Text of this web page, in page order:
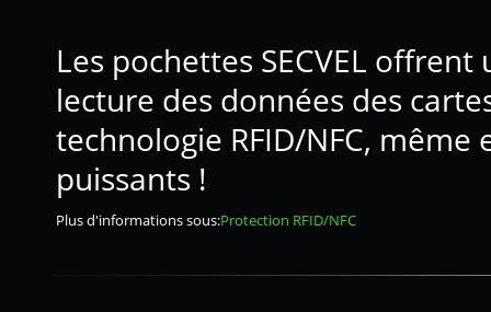
Les pochettes SECVEL
lecture des données des
technologie RFID/NFC,
puissants !
Plus d'informations sous:Protection RFID/NFC